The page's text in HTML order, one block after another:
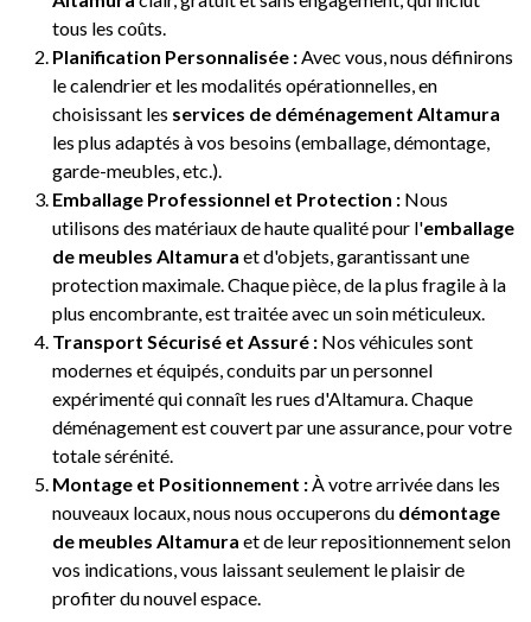
tous les coûts.
Planification Personnalisée :Avec vous, nous définirons
le calendrier et les modalités opérationnelles, en
choisissant les services de déménagement Altamura
les plus adaptés à vos besoins (emballage, démontage,
garde-meubles, etc.).
Emballage Professionnel et Protection : Nous
utilisons des matériaux de haute qualité pour l'emballage
de meubles Altamura et d'objets, garantissant une
protection maximale. Chaque pièce, de la plus fragile à la
plus encombrante, est traitée avec un soin méticuleux.
Transport Sécurisé et Assuré : Nos véhicules sont
modernes et équipés, conduits par un personnel
expérimenté qui connaît les rues d'Altamura. Chaque
déménagement est couvert par une assurance, pour votre
totale sérénité.
Montage et Positionnement :À votre arrivée dans les
nouveaux locaux, nous nous occuperons du démontage
de meubles Altamura et de leur repositionnement selon
vos indications, vous laissant seulement le plaisir de
profiter du nouvel espace.